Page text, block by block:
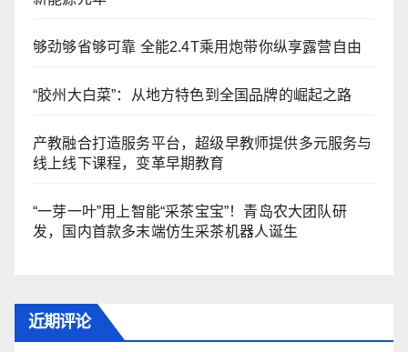
够劲够省够可靠 全能2.4T乘用炮带你纵享露营自由
“胶州大白菜”：从地方特色到全国品牌的崛起之路
产教融合打造服务平台，超级早教师提供多元服务与
线上线下课程，变革早期教育
“一芽一叶”用上智能“采茶宝宝”！青岛农大团队研
发，国内首款多末端仿生采茶机器人诞生
近期评论